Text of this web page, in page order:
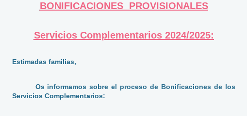
BONIFICACIONES PROVISIONALES
Servicios Complementarios 2024/2025:
Estimadas familias,
Os informamos sobre el proceso de Bonificaciones de los
Servicios Complementarios: